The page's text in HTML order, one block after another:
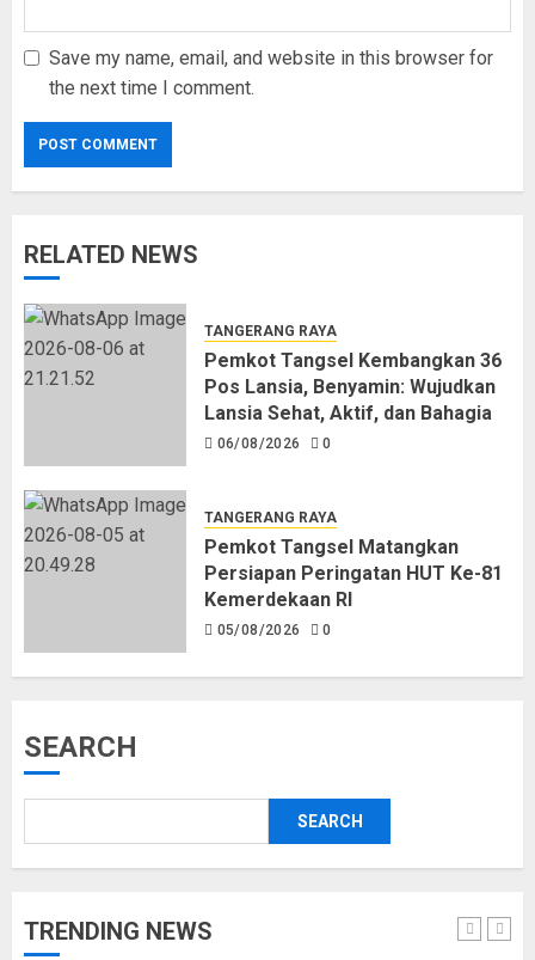
Save my name, email, and website in this browser for
the next time I comment.
RELATED NEWS
TANGERANG RAYA
Pemkot Tangsel Kembangkan 36
Pos Lansia, Benyamin: Wujudkan
Lansia Sehat, Aktif, dan Bahagia
06/08/2026 0
TANGERANG RAYA
Pemkot Tangsel Matangkan
Persiapan Peringatan HUT Ke-81
Kemerdekaan RI
05/08/2026 0
SEARCH
SEARCH
TRENDING NEWS